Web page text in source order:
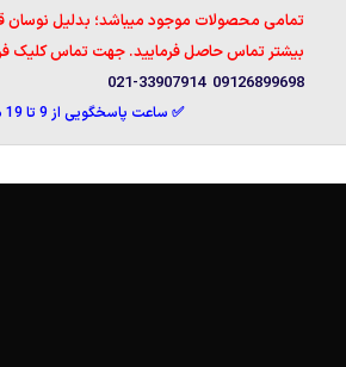
تمامی محصولات موجود میباشد؛ بدلیل نوسان
بیشتر تماس حاصل فرمایید. جهت تماس کلیک
09126899698 33907914-021
✅ ساعت پاسخگویی از 9 تا 19 می باشد. ☑️